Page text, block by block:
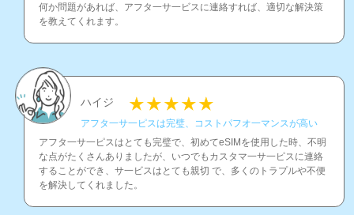
何か問題があれば、アフタ一サ一ビスに連絡すれば、適切な解決策
を教えてくれます。
ハイジ
アフタ一サ一ピスは完璧、コストパフオ一マンスが高い
アフタ一サ一ピスはとても完璧で、初めてeSIMを使用した時、不明
な点がたくさんありましたが、いつでもカスタマ一サ一ピスに連絡
することができ、サ一ビスはとても親切 で、多くのトラプルや不便
を解決してくれました。